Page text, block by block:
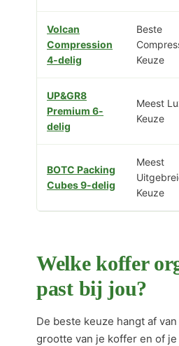
Volcan
Compression
4-delig
Beste
Keuze
UP&GR8
Premium 6-
delig
Meest
Keuze
BOTC Packing
Cubes 9-delig
Meest
Keuze
Welke koffer
past bij jou?
De beste keuze hangt af
grootte van je koffer en of